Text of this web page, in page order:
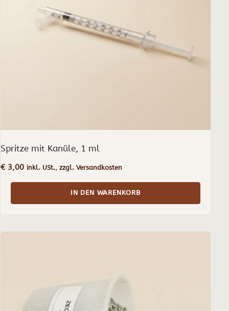
Spritze mit Kanüle, 1 ml
€3,00 inkl. USt., zzgl. Versandkosten
IN DEN WARENKORB